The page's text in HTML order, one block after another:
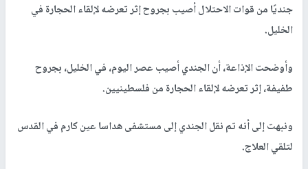
جنديًا من قوات الاحتلال أصيب بجروح إثر تعرضه لإلقاء الحجارة في
الخليل.
وأوضحت الإذاعة، أن الجندي أصيب عصر اليوم، في الخليل، بجروح
طفيفة، إثر تعرضه لإلقاء الحجارة من فلسطينيين.
ونبهت إلى أنه تم نقل الجندي إلى مستشفى هداسا عين كارم في القدس
لتلقي العلاج.